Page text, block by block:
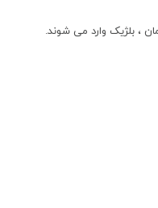
، بلژیک وارد می شوند.